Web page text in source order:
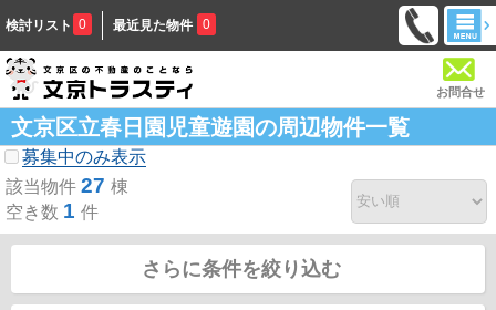
検討リスト 0 最近見た物件 0
お問合せ
文京区立春日園児童遊園の周辺物件一覧
募集中のみ表示
該当物件 27 棟
空き数 1 件
さらに条件を絞り込む